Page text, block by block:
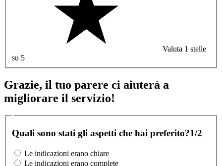
Valuta 1 stelle
su 5
Grazie, il tuo parere ci aiuterà a
migliorare il servizio!
Quali sono stati gli aspetti che hai preferito?1/2
Le indicazioni erano chiare
Le indicazioni erano complete